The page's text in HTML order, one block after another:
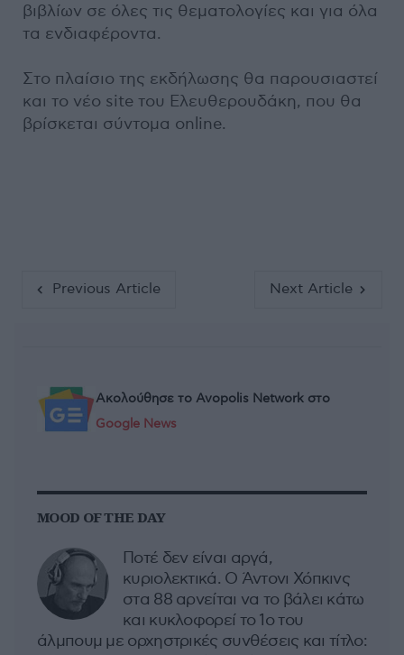
βιβλίων σε όλες τις θεματολογίες και για όλα
τα ενδιαφέροντα.
Στο πλαίσιο της εκδήλωσης θα παρουσιαστεί
και το νέο site του Ελευθερουδάκη, που θα
βρίσκεται σύντομα online.
Previous Article Next Article
Ακολούθησε το Avopolis Network στο
Google News
MOOD OF THE DAY
Ποτέ δεν είναι αργά,
κυριολεκτικά. Ο Άντονι Χόπκινς
στα 88 αρνείται να το βάλει κάτω
και κυκλοφορεί το 1ο του
άλμπουμ με ορχηστρικές συνθέσεις και τίτλο: